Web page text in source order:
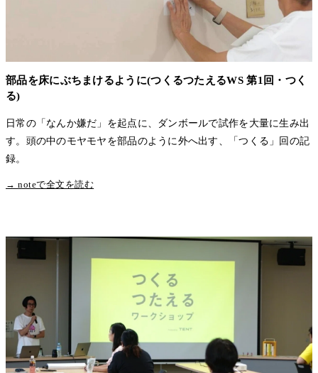
部品を床にぶちまけるように(つくるつたえるWS 第1回・つく
る)
日常の「なんか嫌だ」を起点に、ダンボールで試作を大量に生み出
す。頭の中のモヤモヤを部品のように外へ出す、「つくる」回の記
録。
→ noteで全文を読む